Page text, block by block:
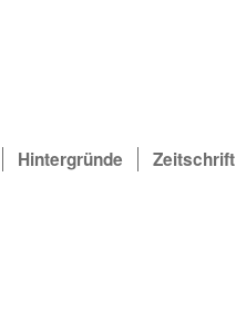
Hintergründe Zeitschrift